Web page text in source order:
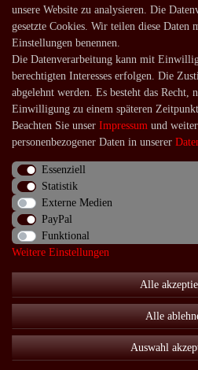
Versandarten
Service
Kontakt
Häufige
Über uns
Impressum
Widerrufs­recht
unsere Website zu analysieren. Die
gesetzte Cookies. Wir teilen diese
Einstellungen benennen.
Die Datenverarbeitung kann mit
berechtigten Interesses erfolgen. Die
abgelehnt werden. Es besteht das
Einwilligung zu einem späteren
Beachten Sie unser Impressum und
personenbezogener Daten in unserer
Essenziell
Statistik
Externe Medien
PayPal
Funktional
Weitere Einstellungen
Alle
Alle
Auswahl